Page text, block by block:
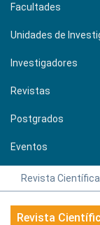
Facultades
Unidades de
Investigadores
Revistas
Postgrados
Eventos
Revista Científica
Revista